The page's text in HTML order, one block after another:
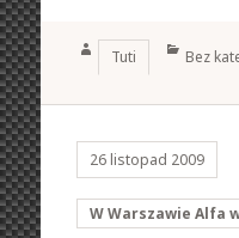
Author
Tuti Bez
26 listopad 2009
W Warszawie Alfa